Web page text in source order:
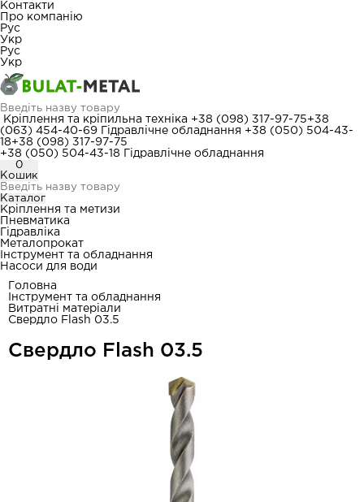
Контакти
Про компанію
Рус
Укр
Рус
Укр
Кріплення та кріпильна техніка +38 (098) 317-97-75+38
(063) 454-40-69
Гідравлічне обладнання +38 (050) 504-43-
18+38 (098) 317-97-75
+38 (050) 504-43-18
Гідравлічне обладнання
0
Кошик
Каталог
Кріплення та метизи
Пневматика
Гідравліка
Металопрокат
Інструмент та обладнання
Насоси для води
Головна
Інструмент та обладнання
Витратні матеріали
Свердло Flash 03.5
Свердло Flash 03.5